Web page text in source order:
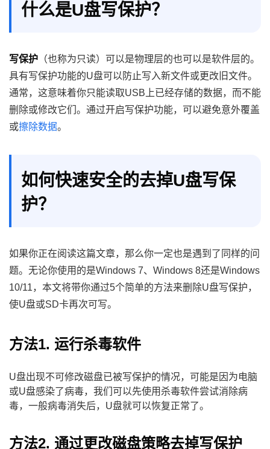
什么是U盘写保护？
写保护 （也称为只读）可以是物理层的也可以是软件层的。
具有写保护功能的U盘可以防止写入新文件或更改旧文件。
通常，这意味着你只能读取USB上已经存储的数据，而不能
删除或修改它们。通过开启写保护功能，可以避免意外覆盖
或擦除数据。
如何快速安全的去掉U盘写保
护？
如果你正在阅读这篇文章，那么你一定也是遇到了同样的问
题。无论你使用的是Windows 7、Windows 8还是Windows
10/11，本文将带你通过5个简单的方法来删除U盘写保护，
使U盘或SD卡再次可写。
方法1. 运行杀毒软件
U盘出现不可修改磁盘已被写保护的情况，可能是因为电脑
或U盘感染了病毒，我们可以先使用杀毒软件尝试消除病
毒，一般病毒消失后，U盘就可以恢复正常了。
方法2. 通过更改磁盘策略去掉写保护